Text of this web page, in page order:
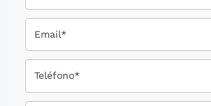
Email*
Teléfono*